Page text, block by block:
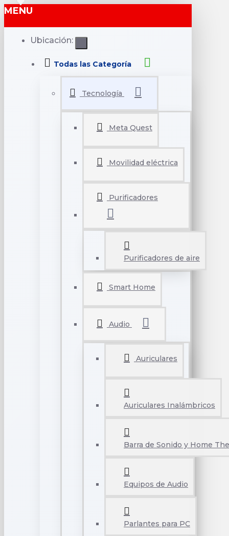
MENU
Ubicación:
Todas las Categoría
Tecnología
Meta Quest
Movilidad eléctrica
Purificadores
Purificadores de aire
Smart Home
Audio
Auriculares
Auriculares Inalámbricos
Barra de Sonido y Home
Equipos de Audio
Parlantes para PC